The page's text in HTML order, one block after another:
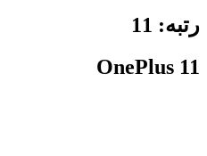
رتبه: 11
OnePlus 11